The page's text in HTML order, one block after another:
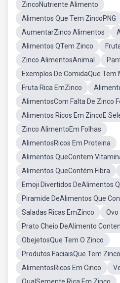
ZincoNutriente Alimento
Alimentos Que Tem ZincoPNG
AumentarZinco Alimentos
Alimentos QTem Zinco
Zinco AlimentosAnimal
Exemplos De ComidaQue Tem
Fruta Rica EmZinco
AlimentosCom Falta De Zinco
Alimentos Ricos Em ZincoE
Zinco AlimentoEm Folhas
AlimentosRicos Em Proteina
Alimentos QueContem
Alimentos QueContém Fibra
Emoji Divertidos DeAlimentos
Piramide DeAlimentos Que
Saladas Ricas EmZinco
Ovo
Prato Cheio DeAlimento
ObejetosQue Tem O Zinco
Produtos FaciaisQue Tem Zinco
AlimentosRicos Em Cinco